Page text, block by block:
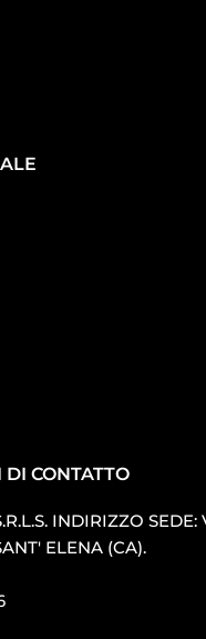
CONTATTO
INDIRIZZO SEDE:
ELENA (CA).